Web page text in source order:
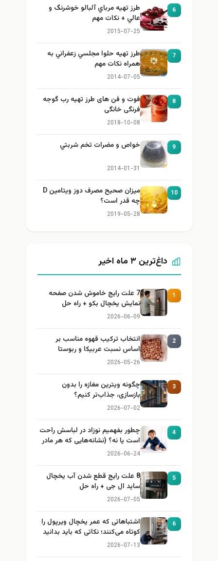
6
طرز تهيه مرباي آلبالو خوشرنگ و
عالي + نكات مهم
2015-07-25
7
طرز تهيه حلوا مجلسي زعفراني به
همراه نكات مهم
2014-07-05
8
فوت و فن های طرز تهیه رب گوجه
فرنگی خانگی
2018-10-08
9 خواص و مضرات تخم شربتي
2014-01-31
10
میزان صحیح مصرف دوز ویتامین D
چه قدر است؟
2019-05-28
داغ‌ترین ۳ ماه اخیر
1
7 علت رایج خاموش شدن صفحه
نمایش یخچال بکو + راه حل
2026-06-09
2
انتخاب ترکیب قهوه مناسب بر
اساس نسبت عربیکا و ربوستا
2026-05-26
3
چگونه ویترین مغازه را بدون
بازسازی، جذاب‌تر کنیم؟
2026-07-02
4
چطور بفهمیم نوزاد در لباسش راحت
است یا نه؟ (نشانه‌هایی که هر مادر
باید بداند)
2026-06-24
5
8 علت رایج قطع شدن آب یخچال
ساید ال جی + راه حل
2026-07-05
6
اشتباهاتی که عمر یخچال ویرپول را
کوتاه می‌کنند؛ نکاتی که باید بدانید
2026-07-13